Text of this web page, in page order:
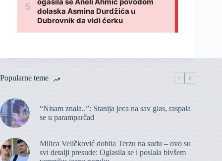
Popularne teme
“Nisam znala..”: Stanija jeca na sav glas, raspala
se u paramparčad
Milica Veličković dobila Terzu na sudu – ovo su
svi detalji presude: Oglasila se i poslala bivšem